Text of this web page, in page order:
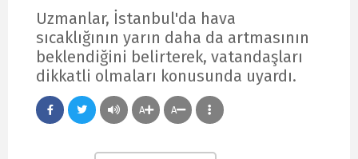
Uzmanlar, İstanbul'da hava
sıcaklığının yarın daha da artmasının
beklendiğini belirterek, vatandaşları
dikkatli olmaları konusunda uyardı.
A A